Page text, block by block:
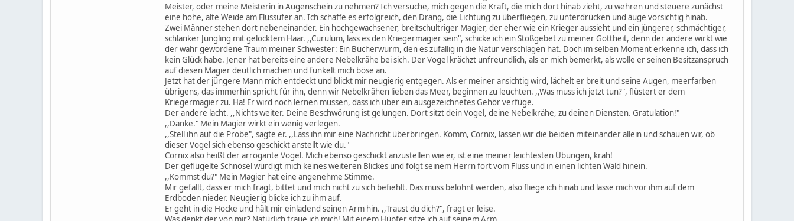
Meister, oder meine Meisterin in Augenschein zu nehmen? Ich versuche, mich gegen die Kraft, die mich dort hinab zieht, zu wehren und steuere zunächst
eine hohe, alte Weide am Flussufer an. Ich schaffe es erfolgreich, den Drang, die Lichtung zu überfliegen, zu unterdrücken und äuge vorsichtig hinab.
Zwei Männer stehen dort nebeneinander. Ein hochgewachsener, breitschultriger Magier, der eher wie ein Krieger aussieht und ein jüngerer, schmächtiger,
schlanker Jüngling mit gelocktem Haar. ,,Curulum, lass es den Kriegermagier sein", schicke ich ein Stoßgebet zu meiner Gottheit, denn der andere wirkt wie
der wahr gewordene Traum meiner Schwester: Ein Bücherwurm, den es zufällig in die Natur verschlagen hat. Doch im selben Moment erkenne ich, dass ich
kein Glück habe. Jener hat bereits eine andere Nebelkrähe bei sich. Der Vogel krächzt unfreundlich, als er mich bemerkt, als wolle er seinen Besitzanspruch
auf diesen Magier deutlich machen und funkelt mich böse an.
Jetzt hat der jüngere Mann mich entdeckt und blickt mir neugierig entgegen. Als er meiner ansichtig wird, lächelt er breit und seine Augen, meerfarben
übrigens, das immerhin spricht für ihn, denn wir Nebelkrähen lieben das Meer, beginnen zu leuchten. ,,Was muss ich jetzt tun?", flüstert er dem
Kriegermagier zu. Ha! Er wird noch lernen müssen, dass ich über ein ausgezeichnetes Gehör verfüge.
Der andere lacht. ,,Nichts weiter. Deine Beschwörung ist gelungen. Dort sitzt dein Vogel, deine Nebelkrähe, zu deinen Diensten. Gratulation!"
,,Danke." Mein Magier wirkt ein wenig verlegen.
,,Stell ihn auf die Probe", sagte er. ,,Lass ihn mir eine Nachricht überbringen. Komm, Cornix, lassen wir die beiden miteinander allein und schauen wir, ob
dieser Vogel sich ebenso geschickt anstellt wie du."
Cornix also heißt der arrogante Vogel. Mich ebenso geschickt anzustellen wie er, ist eine meiner leichtesten Übungen, krah!
Der geflügelte Schnösel würdigt mich keines weiteren Blickes und folgt seinem Herrn fort vom Fluss und in einen lichten Wald hinein.
,,Kommst du?" Mein Magier hat eine angenehme Stimme.
Mir gefällt, dass er mich fragt, bittet und mich nicht zu sich befiehlt. Das muss belohnt werden, also fliege ich hinab und lasse mich vor ihm auf dem
Erdboden nieder. Neugierig blicke ich zu ihm auf.
Er geht in die Hocke und hält mir einladend seinen Arm hin. ,,Traust du dich?", fragt er leise.